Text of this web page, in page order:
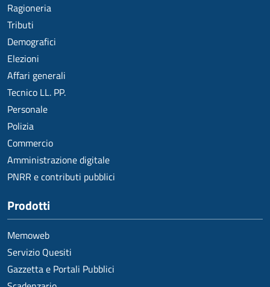
Ragioneria
Tributi
Demografici
Elezioni
Affari generali
Tecnico LL. PP.
Personale
Polizia
Commercio
Amministrazione digitale
PNRR e contributi pubblici
Prodotti
Memoweb
Servizio Quesiti
Gazzetta e Portali Pubblici